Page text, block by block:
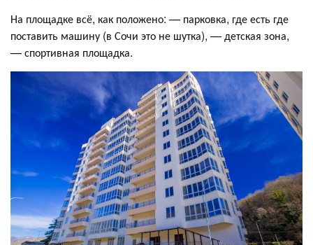
На площадке всё, как положено: — парковка, где есть где
поставить машину (в Сочи это не шутка), — детская зона,
— спортивная площадка.